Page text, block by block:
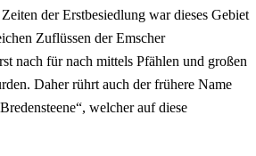
der Erstbesiedlung war dieses Gebiet
Zuflüssen der Emscher
nach für nach mittels Pfählen und großen
Daher rührt auch der frühere Name
welcher auf diese